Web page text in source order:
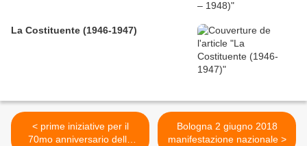
La Costituente (1946-1947)
< prime iniziative per il
70mo anniversario della
Bologna 2 giugno 2018
manifestazione nazionale >